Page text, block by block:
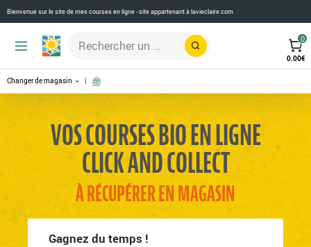
Bienvenue sur le site de mes courses en ligne - site appartenant àlavieclaire.com
Rechercher
0
0.00€
Changer de magasin
VOS COURSES BIO EN LIGNE
CLICK AND COLLECT
À RÉCUPÉRER EN MAGASIN
Gagnez du temps !